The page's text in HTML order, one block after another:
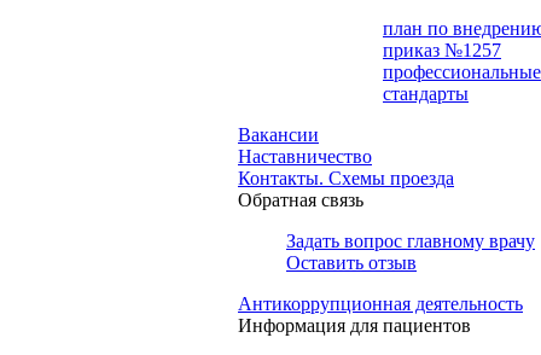
план по
приказ №1257
профессиональные
стандарты
Вакансии
Наставничество
Контакты. Схемы проезда
Обратная связь
Задать вопрос главному врачу
Оставить отзыв
Антикоррупционная деятельность
Информация для пациентов